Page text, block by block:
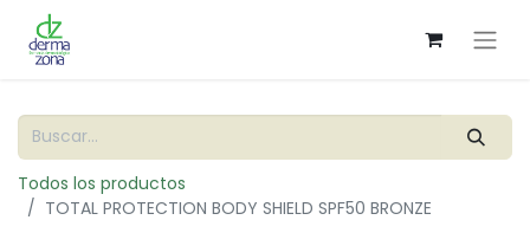
Todos los productos
TOTAL PROTECTION BODY SHIELD SPF50 BRONZE